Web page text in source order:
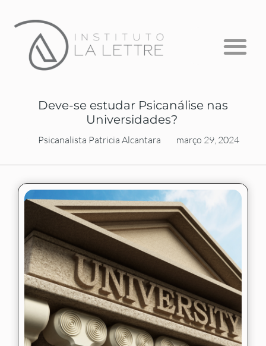
Deve-se estudar Psicanálise nas
Universidades?
Psicanalista Patricia Alcantara março 29, 2024